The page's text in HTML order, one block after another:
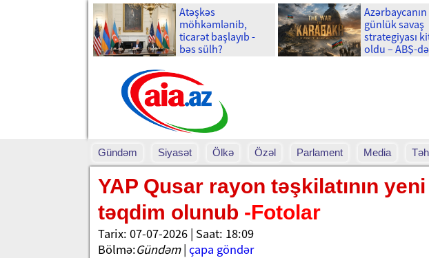
Atəşkəs
möhkəmlənib,
ticarət başlayıb -
bəs sülh?
Azərbaycanın
günlük savaş
strategiyası
oldu – ABŞ-
Gündəm Siyasət Ölkə Özəl Parlament Media
YAP Qusar rayon təşkilatının
təqdim olunub -Fotolar
Tarix: 07-07-2026 | Saat: 18:09
Bölmə:Gündəm| çapa göndər